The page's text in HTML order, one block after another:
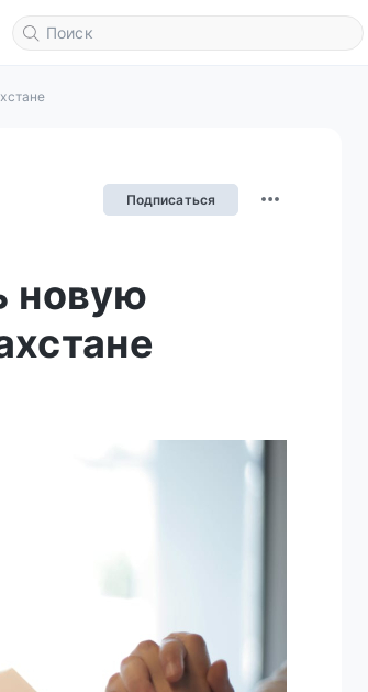
Подписаться
новую